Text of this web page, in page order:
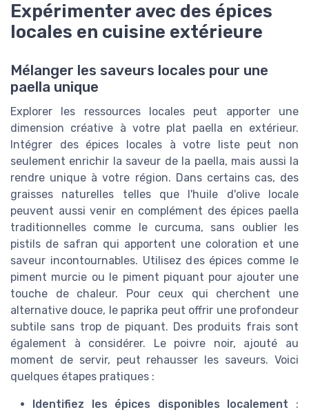
Expérimenter avec des épices
locales en cuisine extérieure
Mélanger les saveurs locales pour une
paella unique
Explorer les ressources locales peut apporter une
dimension créative à votre plat paella en extérieur.
Intégrer des épices locales à votre liste peut non
seulement enrichir la saveur de la paella, mais aussi la
rendre unique à votre région. Dans certains cas, des
graisses naturelles telles que l'huile d'olive locale
peuvent aussi venir en complément des épices paella
traditionnelles comme le curcuma, sans oublier les
pistils de safran qui apportent une coloration et une
saveur incontournables. Utilisez des épices comme le
piment murcie ou le piment piquant pour ajouter une
touche de chaleur. Pour ceux qui cherchent une
alternative douce, le paprika peut offrir une profondeur
subtile sans trop de piquant. Des produits frais sont
également à considérer. Le poivre noir, ajouté au
moment de servir, peut rehausser les saveurs. Voici
quelques étapes pratiques :
Identifiez les épices disponibles localement :